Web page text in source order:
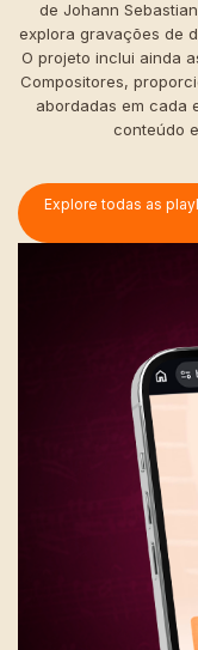
de Johann
explora gravações de
O projeto inclui ainda
Compositores,
abordadas em cada
conteúdo
Explore todas as